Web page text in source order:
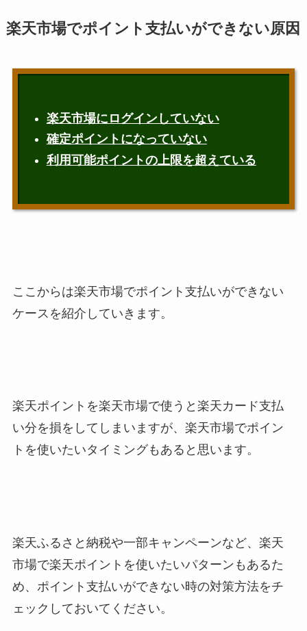
楽天市場でポイント支払いができない原因
楽天市場にログインしていない
確定ポイントになっていない
利用可能ポイントの上限を超えている
ここからは楽天市場でポイント支払いができない
ケースを紹介していきます。
楽天ポイントを楽天市場で使うと楽天カード支払
い分を損をしてしまいますが、楽天市場でポイン
トを使いたいタイミングもあると思います。
楽天ふるさと納税や一部キャンペーンなど、楽天
市場で楽天ポイントを使いたいパターンもあるた
め、ポイント支払いができない時の対策方法をチ
ェックしておいてください。